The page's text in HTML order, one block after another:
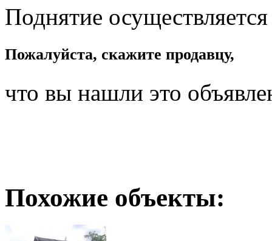
Поднятие
Пожалуйста, скажите продавцу,
что вы нашли это
Похожие объекты: